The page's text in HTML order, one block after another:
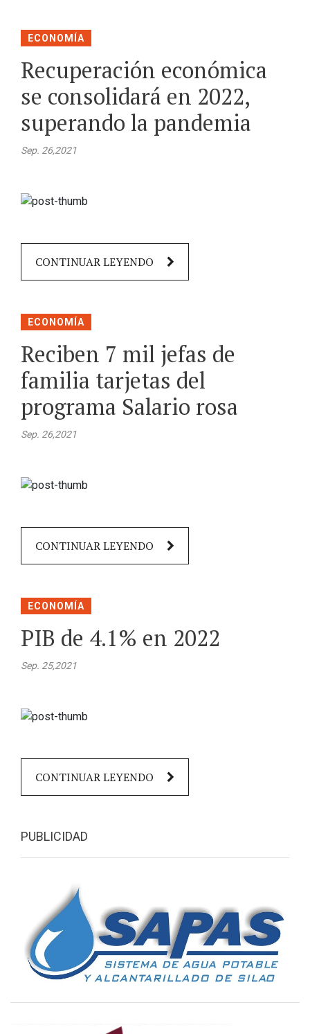
ECONOMÍA
Recuperación económica
se consolidará en 2022,
superando la pandemia
Sep. 26,2021
CONTINUAR LEYENDO
ECONOMÍA
Reciben 7 mil jefas de
familia tarjetas del
programa Salario rosa
Sep. 26,2021
CONTINUAR LEYENDO
ECONOMÍA
PIB de 4.1% en 2022
Sep. 25,2021
CONTINUAR LEYENDO
PUBLICIDAD